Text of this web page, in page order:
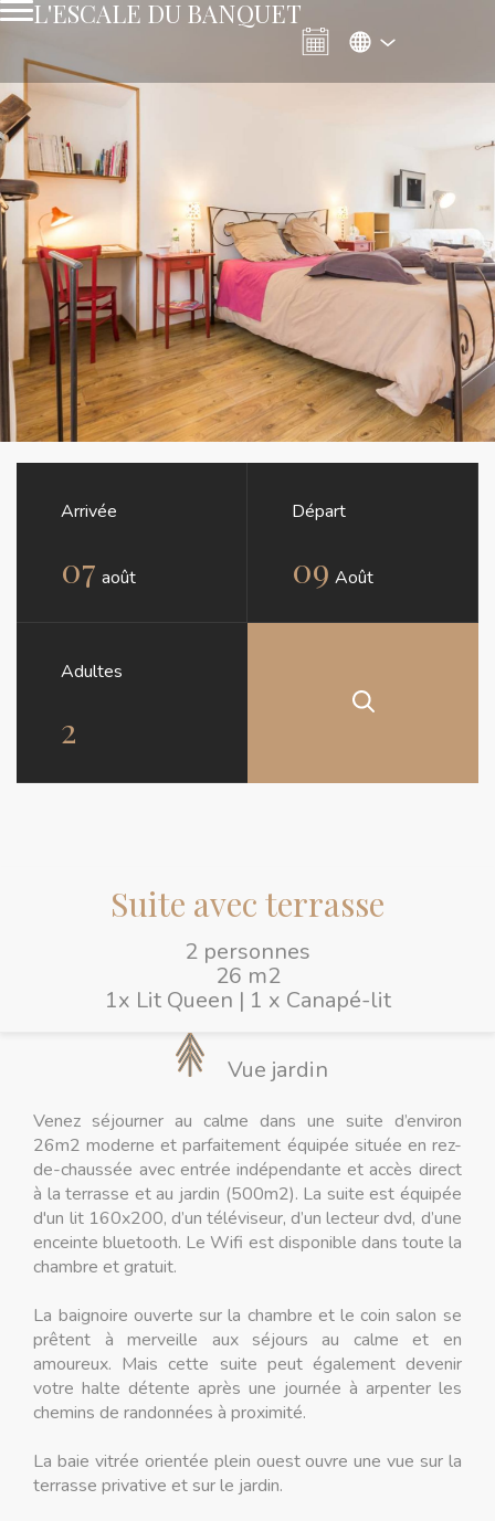
L'ESCALE DU BANQUET
Arrivée
07 août
Départ
09 Août
Adultes
Suite avec terrasse
2 personnes
26 m2
1x Lit Queen | 1 x Canapé-lit
Vue jardin
Venez séjourner au calme dans une suite d’environ
26m2 moderne et parfaitement équipée située en rez-
de-chaussée avec entrée indépendante et accès direct
à la terrasse et au jardin (500m2). La suite est équipée
d'un lit 160x200, d’un téléviseur, d’un lecteur dvd, d’une
enceinte bluetooth. Le Wifi est disponible dans toute la
chambre et gratuit.
La baignoire ouverte sur la chambre et le coin salon se
prêtent à merveille aux séjours au calme et en
amoureux. Mais cette suite peut également devenir
votre halte détente après une journée à arpenter les
chemins de randonnées à proximité.
La baie vitrée orientée plein ouest ouvre une vue sur la
terrasse privative et sur le jardin.